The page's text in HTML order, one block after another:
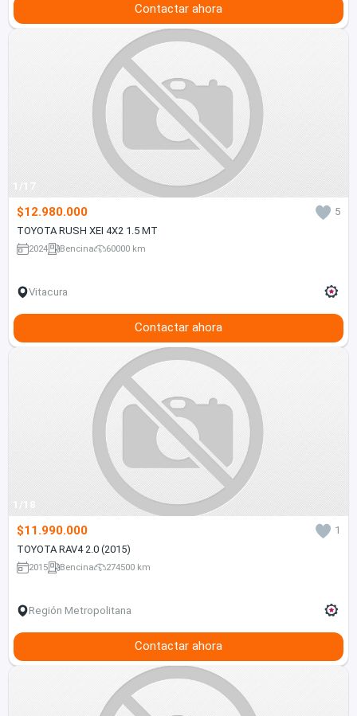
Contactar ahora
1/17
$12.980.000
5
TOYOTA RUSH XEI 4X2 1.5 MT
2024 Bencina 60000 km
Vitacura
Contactar ahora
1/18
$11.990.000
1
TOYOTA RAV4 2.0 (2015)
2015 Bencina 274500 km
Región Metropolitana
Contactar ahora